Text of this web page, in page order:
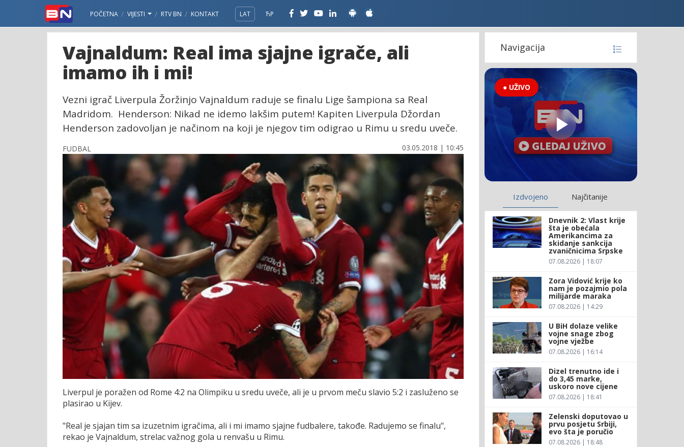
POČETNA VIJESTI RTV BN KONTAKT LAT ЋР
Vajnaldum: Real ima sjajne igrače, ali
imamo ih i mi!
Vezni igrač Liverpula Žoržinjo Vajnaldum raduje se finalu Lige šampiona sa Real
Madridom. Henderson: Nikad ne idemo lakšim putem! Kapiten Liverpula Džordan
Henderson zadovoljan je načinom na koji je njegov tim odigrao u Rimu u sredu uveče.
FUDBAL 03.05.2018 | 10:45
Liverpul je poražen od Rome 4:2 na Olimpiku u sredu uveče, ali je u prvom meču slavio 5:2 i zasluženo se
plasirao u Kijev.
"Real je sjajan tim sa izuzetnim igračima, ali i mi imamo sjajne fudbalere, takođe. Radujemo se finalu",
rekao je Vajnaldum, strelac važnog gola u renvašu u Rimu.
Navigacija
● UŽIVO
Izdvojeno Najčitanije
Dnevnik 2: Vlast krije
šta je obećala
Amerikancima za
skidanje sankcija
zvaničnicima Srpske
07.08.2026 | 18:07
Zora Vidović krije ko
nam je pozajmio pola
milijarde maraka
07.08.2026 | 14:29
U BiH dolaze velike
vojne snage zbog
vojne vježbe
07.08.2026 | 16:14
Dizel trenutno ide i
do 3,45 marke,
uskoro nove cijene
07.08.2026 | 18:41
Zelenski doputovao u
prvu posjetu Srbiji,
evo šta je poručio
07.08.2026 | 18:48